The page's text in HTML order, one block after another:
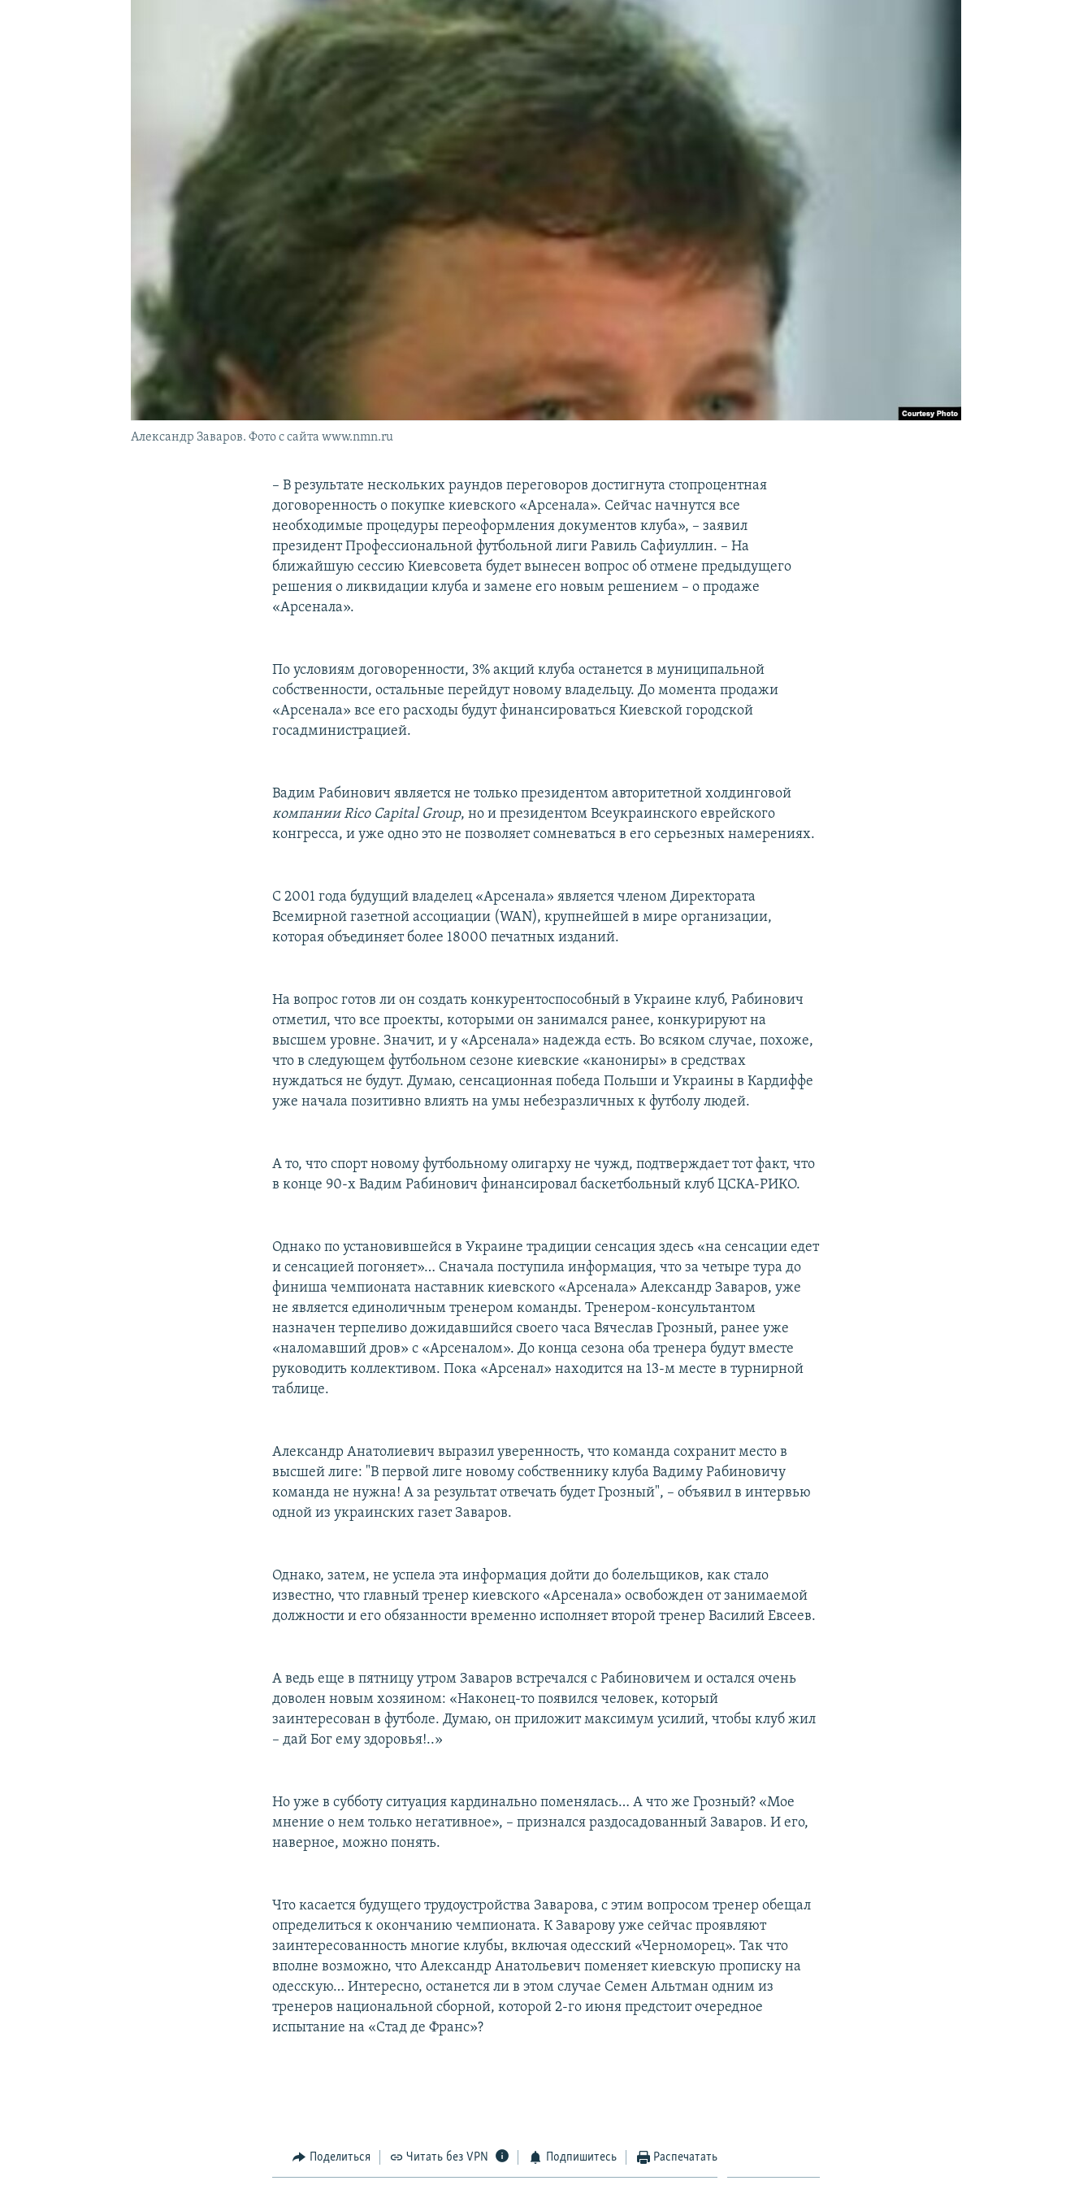
Александр Заваров. Фото с сайта www.nmn.ru
– В результате нескольких раундов переговоров достигнута стопроцентная
договоренность о покупке киевского «Арсенала». Сейчас начнутся все
необходимые процедуры переоформления документов клуба», – заявил
президент Профессиональной футбольной лиги Равиль Сафиуллин. – На
ближайшую сессию Киевсовета будет вынесен вопрос об отмене предыдущего
решения о ликвидации клуба и замене его новым решением – о продаже
«Арсенала».
По условиям договоренности, 3% акций клуба останется в муниципальной
собственности, остальные перейдут новому владельцу. До момента продажи
«Арсенала» все его расходы будут финансироваться Киевской городской
госадминистрацией.
Вадим Рабинович является не только президентом авторитетной холдинговой
компании Rico Capital Group, но и президентом Всеукраинского еврейского
конгресса, и уже одно это не позволяет сомневаться в его серьезных намерениях.
С 2001 года будущий владелец «Арсенала» является членом Директората
Всемирной газетной ассоциации (WAN), крупнейшей в мире организации,
которая объединяет более 18000 печатных изданий.
На вопрос готов ли он создать конкурентоспособный в Украине клуб, Рабинович
отметил, что все проекты, которыми он занимался ранее, конкурируют на
высшем уровне. Значит, и у «Арсенала» надежда есть. Во всяком случае, похоже,
что в следующем футбольном сезоне киевские «канониры» в средствах
нуждаться не будут. Думаю, сенсационная победа Польши и Украины в Кардиффе
уже начала позитивно влиять на умы небезразличных к футболу людей.
А то, что спорт новому футбольному олигарху не чужд, подтверждает тот факт, что
в конце 90-х Вадим Рабинович финансировал баскетбольный клуб ЦСКА-РИКО.
Однако по установившейся в Украине традиции сенсация здесь «на сенсации едет
и сенсацией погоняет»… Сначала поступила информация, что за четыре тура до
финиша чемпионата наставник киевского «Арсенала» Александр Заваров, уже
не является единоличным тренером команды. Тренером-консультантом
назначен терпеливо дожидавшийся своего часа Вячеслав Грозный, ранее уже
«наломавший дров» с «Арсеналом». До конца сезона оба тренера будут вместе
руководить коллективом. Пока «Арсенал» находится на 13-м месте в турнирной
таблице.
Александр Анатолиевич выразил уверенность, что команда сохранит место в
высшей лиге: "В первой лиге новому собственнику клуба Вадиму Рабиновичу
команда не нужна! А за результат отвечать будет Грозный", – объявил в интервью
одной из украинских газет Заваров.
Однако, затем, не успела эта информация дойти до болельщиков, как стало
известно, что главный тренер киевского «Арсенала» освобожден от занимаемой
должности и его обязанности временно исполняет второй тренер Василий Евсеев.
А ведь еще в пятницу утром Заваров встречался с Рабиновичем и остался очень
доволен новым хозяином: «Наконец-то появился человек, который
заинтересован в футболе. Думаю, он приложит максимум усилий, чтобы клуб жил
– дай Бог ему здоровья!..»
Но уже в субботу ситуация кардинально поменялась… А что же Грозный? «Мое
мнение о нем только негативное», – признался раздосадованный Заваров. И его,
наверное, можно понять.
Что касается будущего трудоустройства Заварова, с этим вопросом тренер обещал
определиться к окончанию чемпионата. К Заварову уже сейчас проявляют
заинтересованность многие клубы, включая одесский «Черноморец». Так что
вполне возможно, что Александр Анатольевич поменяет киевскую прописку на
одесскую… Интересно, останется ли в этом случае Семен Альтман одним из
тренеров национальной сборной, которой 2-го июня предстоит очередное
испытание на «Стад де Франс»?
Поделиться Читать без VPN Подпишитесь Распечатать